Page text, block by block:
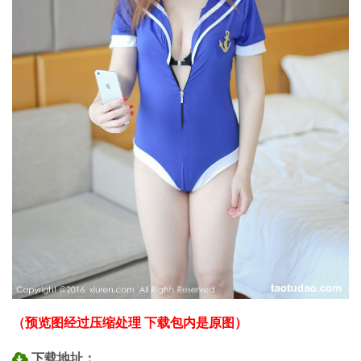
（预览图经过压缩处理 下载包内是原图）
下载地址：